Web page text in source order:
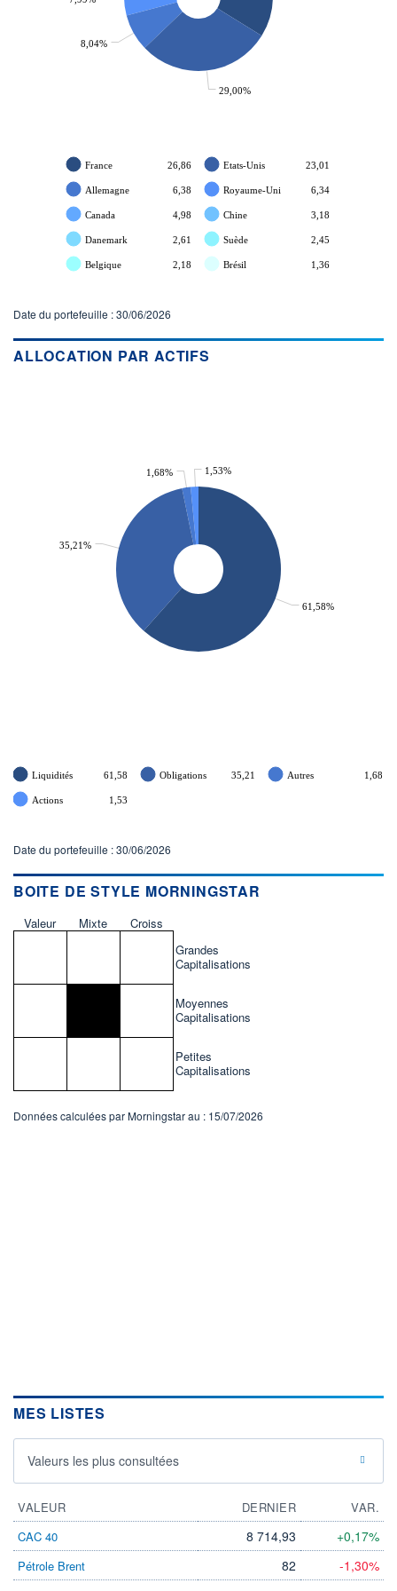
ACTIF NET (EUR)
707M / 31.07.26
NOTATION MORNINGSTAR ⁽¹⁾
+ PORTEFEUILLE + LISTE
29,00%
8,04%
France 26,86 Etats-Unis 23,01
Allemagne 6,38 Royaume-Uni 6,34
Canada 4,98 Chine 3,18
Danemark 2,61 Suède 2,45
Belgique 2,18 Brésil 1,36
Date du portefeuille : 30/06/2026
ALLOCATION PAR ACTIFS
61,58%
35,21%
1,68% 1,53%
Liquidités 61,58 Obligations 35,21 Autres 1,68
Actions 1,53
Date du portefeuille : 30/06/2026
BOITE DE STYLE MORNINGSTAR
Valeur Mixte
Croiss
Grandes
Capitalisations
Moyennes
Capitalisations
Petites
Capitalisations
Données calculées par Morningstar au : 15/07/2026
MES LISTES
Valeurs les plus consultées
VALEUR DERNIER
VAR.
CAC 40
8 714,93 +0,17%
Pétrole Brent 82 -1,30%